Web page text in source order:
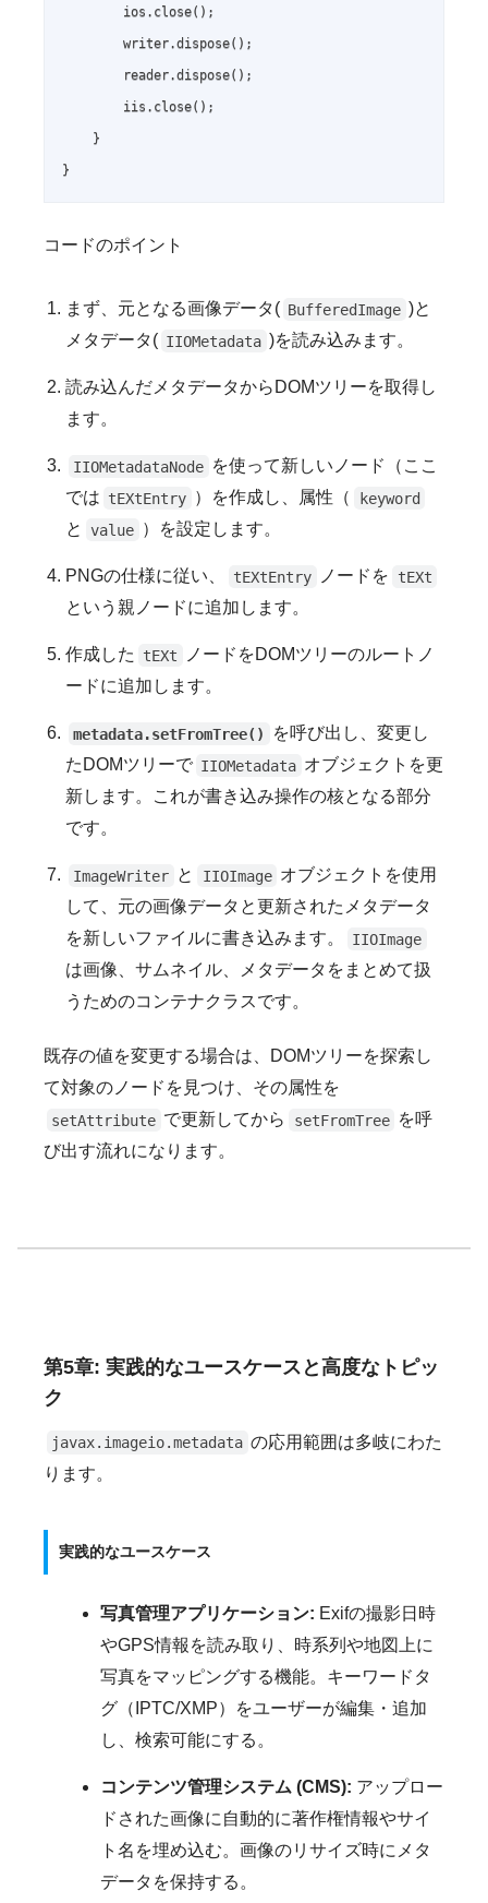
        ios.close();
        writer.dispose();
        reader.dispose();
        iis.close();
    }
コードのポイント
まず、元となる画像データ( BufferedImage )と
メタデータ( IIOMetadata )を読み込みます。
読み込んだメタデータからDOMツリーを取得し
ます。
IIOMetadataNode を使って新しいノード（ここ
では tEXtEntry ）を作成し、属性（ keyword
と value ）を設定します。
PNGの仕様に従い、 tEXtEntry ノードを tEXt
という親ノードに追加します。
作成した tEXt
ノードをDOMツリーのルートノ
ードに追加します。
metadata.setFromTree()
を呼び出し、変更し
たDOMツリーで IIOMetadata オブジェクトを更
新します。これが書き込み操作の核となる部分
です。
ImageWriter と IIOImage オブジェクトを使用
して、元の画像データと更新されたメタデータ
を新しいファイルに書き込みます。
IIOImage
は画像、サムネイル、メタデータをまとめて扱
うためのコンテナクラスです。
既存の値を変更する場合は、DOMツリーを探索し
て対象のノードを見つけ、その属性を
setAttribute で更新してから setFromTree を呼
び出す流れになります。
第5章: 実践的なユースケースと高度なトピッ
ク
javax.imageio.metadata の応用範囲は多岐にわた
ります。
実践的なユースケース
写真管理アプリケーション: Exifの撮影日時
やGPS情報を読み取り、時系列や地図上に
写真をマッピングする機能。キーワードタ
グ（IPTC/XMP）をユーザーが編集・追加
し、検索可能にする。
コンテンツ管理システム (CMS): アップロー
ドされた画像に自動的に著作権情報やサイ
ト名を埋め込む。画像のリサイズ時にメタ
データを保持する。